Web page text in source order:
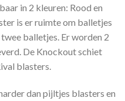
in 2 kleuren: Rood en
is er ruimte om balletjes
balletjes. Er worden 2
De Knockout schiet
blasters.
dan pijltjes blasters en